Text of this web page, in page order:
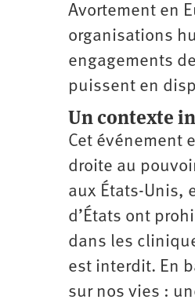
Avortement en
organisations
engagements
puissent en
Un contexte
Cet événement
droite au
aux États-Unis,
d’États ont
dans les
est interdit. En
sur nos vies :